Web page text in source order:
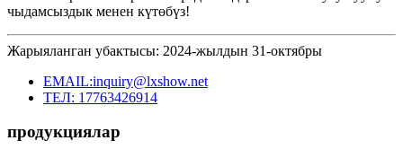
чыдамсыздык менен күтөбүз!
Жарыяланган убактысы: 2024-жылдын 31-октябры
EMAIL:inquiry@lxshow.net
ТЕЛ: 17763426914
продукциялар